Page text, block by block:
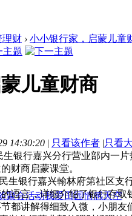
聚会活动我爱田园情感天空
理财 › 小小银行家，启蒙儿童
儿童财商
14:30:20 | 只看该作者 |只看
银行嘉兴分行营业部内一
财商启蒙课堂。
生银行嘉兴翰林府第社区支
语言，详细介绍了银行存
都讲解得细致入微，小朋